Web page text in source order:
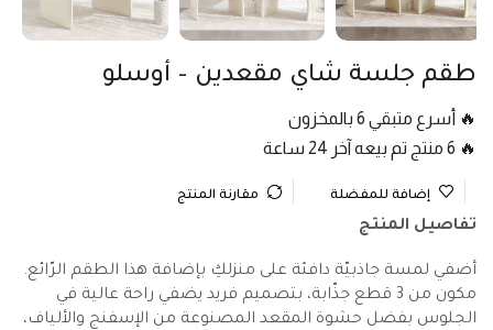
طقم جلسة شاي مقعدين – أوسلو
🔥 أسرع متبقي 6 بالمخزون
🔥 6 منتج تم بيعه آخر 24 ساعة
إضافة للمفضلة مقارنة المنتج
تفاصيل المنتج
أضفي لمسة جاذبيّة دافئة على منزلكِ بإضافة هذا الطقم الرّائع.
مكون من 3 قطع جذّابة، بتصميم فريد يضفي راحة عالية في
الجلوس بفضل حشوة المقعد المصنوعة من الإسفنج والألياف،